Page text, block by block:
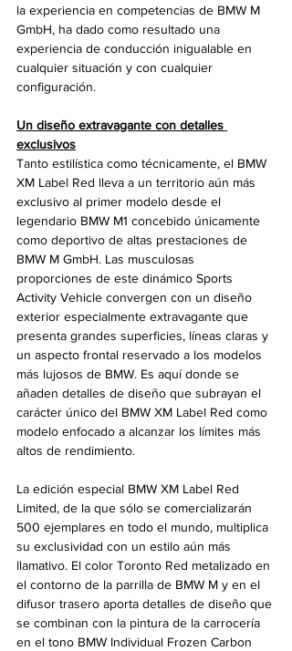
la experiencia en competencias de BMW M
GmbH, ha dado como resultado una
experiencia de conducción inigualable en
cualquier situación y con cualquier
configuración.
Un diseño extravagante con detalles
exclusivos
Tanto estilística como técnicamente, el BMW
XM Label Red lleva a un territorio aún más
exclusivo al primer modelo desde el
legendario BMW M1 concebido únicamente
como deportivo de altas prestaciones de
BMW M GmbH. Las musculosas
proporciones de este dinámico Sports
Activity Vehicle convergen con un diseño
exterior especialmente extravagante que
presenta grandes superficies, líneas claras y
un aspecto frontal reservado a los modelos
más lujosos de BMW. Es aquí donde se
añaden detalles de diseño que subrayan el
carácter único del BMW XM Label Red como
modelo enfocado a alcanzar los límites más
altos de rendimiento.
La edición especial BMW XM Label Red
Limited, de la que sólo se comercializarán
500 ejemplares en todo el mundo, multiplica
su exclusividad con un estilo aún más
llamativo. El color Toronto Red metalizado en
el contorno de la parrilla de BMW M y en el
difusor trasero aporta detalles de diseño que
se combinan con la pintura de la carrocería
en el tono BMW Individual Frozen Carbon